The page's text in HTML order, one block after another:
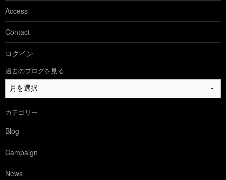
Access
Contact
ログイン
過去のブログを見る
過
去
ブ
ロ
グ
を
見
る
カテゴリー
Blog
Campaign
News